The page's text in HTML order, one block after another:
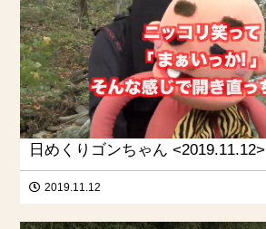
日めくりゴンちゃん <2019.11.12>
2019.11.12